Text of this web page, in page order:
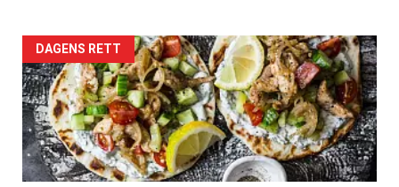
Forsiden
akkurat
nå
-
DAGENS RETT